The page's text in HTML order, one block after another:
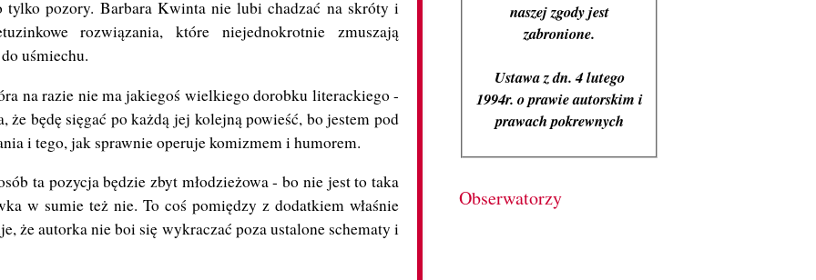
tylko pozory. Barbara Kwinta nie lubi chadzać na skróty i
rozwiązania, które niejednokrotnie zmuszają
uśmiechu.
na razie nie ma jakiegoś wielkiego dorobku literackiego -
że będę sięgać po każdą jej kolejną powieść, bo jestem pod
i tego, jak sprawnie operuje komizmem i humorem.
ta pozycja będzie zbyt młodzieżowa - bo nie jest to taka
w sumie też nie. To coś pomiędzy z dodatkiem właśnie
że autorka nie boi się wykraczać poza ustalone schematy i
naszej zgody jest
zabronione.
Ustawa z dn. 4 lutego
1994r. o prawie autorskim i
prawach pokrewnych
Obserwatorzy